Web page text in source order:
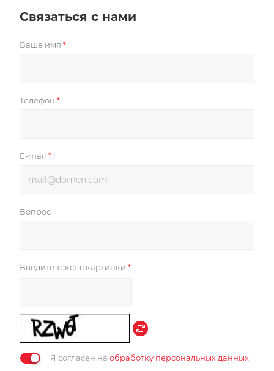
Связаться с нами
Ваше имя *
Телефон *
E-mail *
Вопрос
Введите текст с картинки *
Я согласен на обработку персональных данных